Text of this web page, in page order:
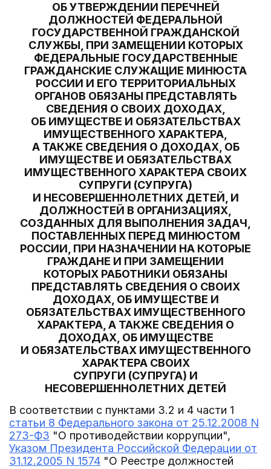
ОБ УТВЕРЖДЕНИИ ПЕРЕЧНЕЙ
ДОЛЖНОСТЕЙ ФЕДЕРАЛЬНОЙ
ГОСУДАРСТВЕННОЙ ГРАЖДАНСКОЙ
СЛУЖБЫ, ПРИ ЗАМЕЩЕНИИ КОТОРЫХ
ФЕДЕРАЛЬНЫЕ ГОСУДАРСТВЕННЫЕ
ГРАЖДАНСКИЕ СЛУЖАЩИЕ МИНЮСТА
РОССИИ И ЕГО ТЕРРИТОРИАЛЬНЫХ
ОРГАНОВ ОБЯЗАНЫ ПРЕДСТАВЛЯТЬ
СВЕДЕНИЯ О СВОИХ ДОХОДАХ,
ОБ ИМУЩЕСТВЕ И ОБЯЗАТЕЛЬСТВАХ
ИМУЩЕСТВЕННОГО ХАРАКТЕРА,
А ТАКЖЕ СВЕДЕНИЯ О ДОХОДАХ, ОБ
ИМУЩЕСТВЕ И ОБЯЗАТЕЛЬСТВАХ
ИМУЩЕСТВЕННОГО ХАРАКТЕРА СВОИХ
СУПРУГИ (СУПРУГА)
И НЕСОВЕРШЕННОЛЕТНИХ ДЕТЕЙ, И
ДОЛЖНОСТЕЙ В ОРГАНИЗАЦИЯХ,
СОЗДАННЫХ ДЛЯ ВЫПОЛНЕНИЯ ЗАДАЧ,
ПОСТАВЛЕННЫХ ПЕРЕД МИНЮСТОМ
РОССИИ, ПРИ НАЗНАЧЕНИИ НА КОТОРЫЕ
ГРАЖДАНЕ И ПРИ ЗАМЕЩЕНИИ
КОТОРЫХ РАБОТНИКИ ОБЯЗАНЫ
ПРЕДСТАВЛЯТЬ СВЕДЕНИЯ О СВОИХ
ДОХОДАХ, ОБ ИМУЩЕСТВЕ И
ОБЯЗАТЕЛЬСТВАХ ИМУЩЕСТВЕННОГО
ХАРАКТЕРА, А ТАКЖЕ СВЕДЕНИЯ О
ДОХОДАХ, ОБ ИМУЩЕСТВЕ
И ОБЯЗАТЕЛЬСТВАХ ИМУЩЕСТВЕННОГО
ХАРАКТЕРА СВОИХ
СУПРУГИ (СУПРУГА) И
НЕСОВЕРШЕННОЛЕТНИХ ДЕТЕЙ
В соответствии с пунктами 3.2 и 4 части 1
статьи 8 Федерального закона от 25.12.2008 N
273-ФЗ "О противодействии коррупции",
Указом Президента Российской Федерации от
31.12.2005 N 1574 "О Реестре должностей